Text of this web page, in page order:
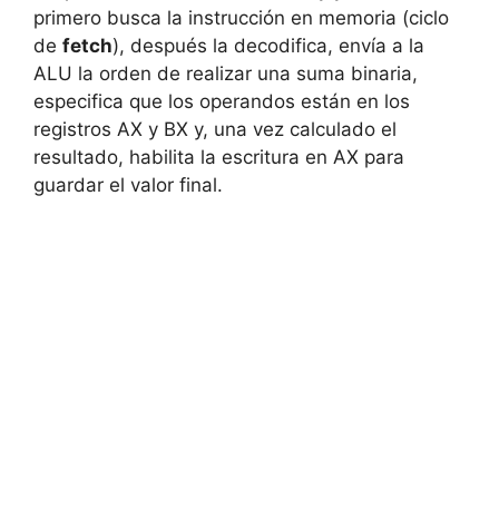
primero busca la instrucción en memoria (ciclo
de fetch), después la decodifica, envía a la
ALU la orden de realizar una suma binaria,
especifica que los operandos están en los
registros AX y BX y, una vez calculado el
resultado, habilita la escritura en AX para
guardar el valor final.